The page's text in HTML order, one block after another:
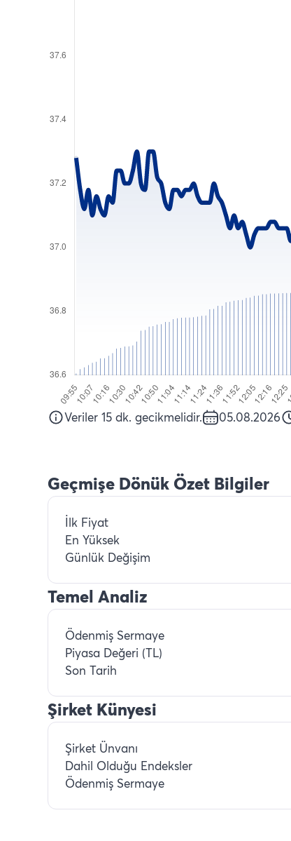
Veriler 15 dk. gecikmelidir. 05.08.2026
Geçmişe Dönük Özet Bilgiler
İlk Fiyat
En Yüksek
Günlük Değişim
Temel Analiz
Ödenmiş Sermaye
Piyasa Değeri (TL)
Son Tarih
Şirket Künyesi
Şirket Ünvanı
Dahil Olduğu Endeksler
Ödenmiş Sermaye